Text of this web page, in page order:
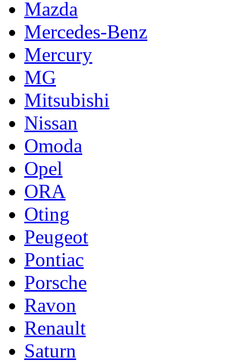
Mazda
Mercedes-Benz
Mercury
MG
Mitsubishi
Nissan
Omoda
Opel
ORA
Oting
Peugeot
Pontiac
Porsche
Ravon
Renault
Saturn